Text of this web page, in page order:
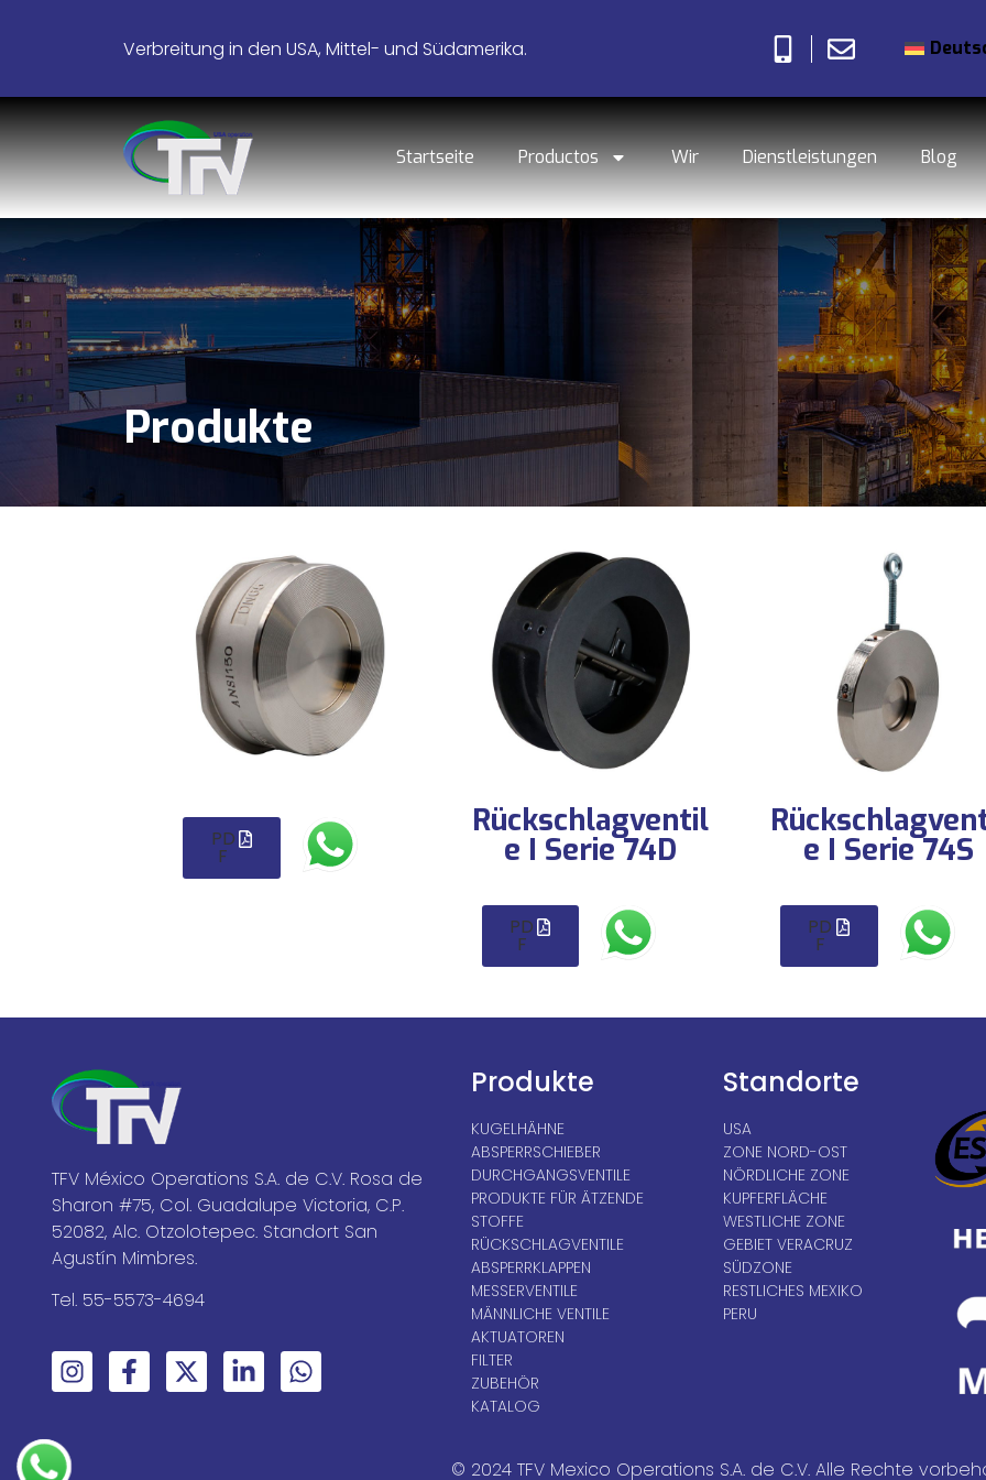
Verbreitung in den USA, Mittel- und Südamerika.
Startseite Productos Wir Dienstleistungen Blog
Produkte
PD
F
Rückschlagventil
e I Serie 74D
PD
F
e I Serie 74S
PD
F
TFV México Operations S.A. de C.V. Rosa de
Sharon #75, Col. Guadalupe Victoria, C.P.
52082, Alc. Otzolotepec. Standort San
Agustín Mimbres.
Tel. 55-5573-4694
Produkte
KUGELHÄHNE
ABSPERRSCHIEBER
DURCHGANGSVENTILE
PRODUKTE FÜR ÄTZENDE
STOFFE
RÜCKSCHLAGVENTILE
ABSPERRKLAPPEN
MESSERVENTILE
MÄNNLICHE VENTILE
AKTUATOREN
FILTER
ZUBEHÖR
KATALOG
Standorte
USA
ZONE NORD-OST
NÖRDLICHE ZONE
KUPFERFLÄCHE
WESTLICHE ZONE
GEBIET VERACRUZ
SÜDZONE
RESTLICHES MEXIKO
PERU
© 2024 TFV Mexico Operations S.A. de C.V. Alle Rechte